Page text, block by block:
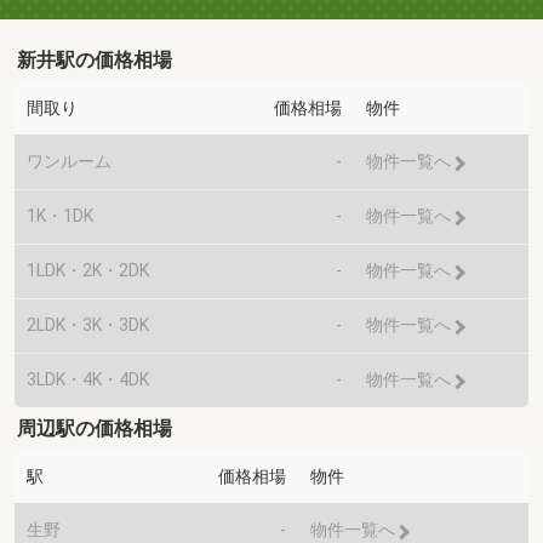
新井駅の価格相場
間取り 価格相場 物件
ワンルーム - 物件一覧へ
1K・1DK - 物件一覧へ
1LDK・2K・2DK - 物件一覧へ
2LDK・3K・3DK - 物件一覧へ
3LDK・4K・4DK - 物件一覧へ
周辺駅の価格相場
駅 価格相場 物件
生野 - 物件一覧へ